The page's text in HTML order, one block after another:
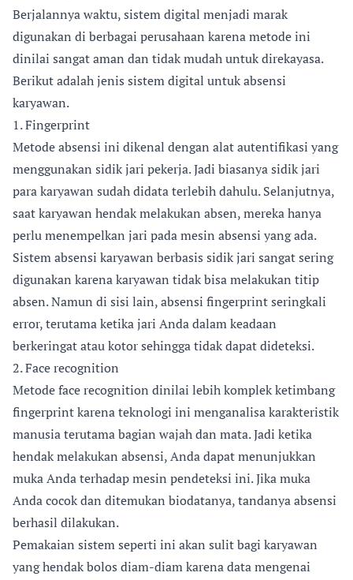
Berjalannya waktu, sistem digital menjadi marak
digunakan di berbagai perusahaan karena metode ini
dinilai sangat aman dan tidak mudah untuk direkayasa.
Berikut adalah jenis sistem digital untuk absensi
karyawan.
1. Fingerprint
Metode absensi ini dikenal dengan alat autentifikasi yang
menggunakan sidik jari pekerja. Jadi biasanya sidik jari
para karyawan sudah didata terlebih dahulu. Selanjutnya,
saat karyawan hendak melakukan absen, mereka hanya
perlu menempelkan jari pada mesin absensi yang ada.
Sistem absensi karyawan berbasis sidik jari sangat sering
digunakan karena karyawan tidak bisa melakukan titip
absen. Namun di sisi lain, absensi fingerprint seringkali
error, terutama ketika jari Anda dalam keadaan
berkeringat atau kotor sehingga tidak dapat dideteksi.
2. Face recognition
Metode face recognition dinilai lebih komplek ketimbang
fingerprint karena teknologi ini menganalisa karakteristik
manusia terutama bagian wajah dan mata. Jadi ketika
hendak melakukan absensi, Anda dapat menunjukkan
muka Anda terhadap mesin pendeteksi ini. Jika muka
Anda cocok dan ditemukan biodatanya, tandanya absensi
berhasil dilakukan.
Pemakaian sistem seperti ini akan sulit bagi karyawan
yang hendak bolos diam-diam karena data mengenai